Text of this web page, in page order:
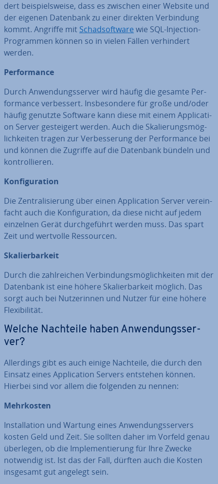
dert bei­spiels­wei­se, dass es zwischen einer Website und
der eigenen Datenbank zu einer direkten Ver­bin­dung
kommt. Angriffe mit Schad­soft­ware wie SQL-Injection-
Pro­gram­men können so in vielen Fällen ver­hin­dert
werden.
Per­for­mance
Durch An­wen­dungs­ser­ver wird häufig die gesamte Per­
for­mance ver­bes­sert. Ins­be­son­de­re für große und/oder
häufig genutzte Software kann diese mit einem Ap­pli­ca­ti­
on Server ge­stei­gert werden. Auch die Ska­lie­rungs­mög­
lich­kei­ten tragen zur Ver­bes­se­rung der Per­for­mance bei
und können die Zugriffe auf die Datenbank bündeln und
kon­trol­lie­ren.
Kon­fi­gu­ra­ti­on
Die Zen­tra­li­sie­rung über einen Ap­pli­ca­ti­on Server ver­ein­
facht auch die Kon­fi­gu­ra­ti­on, da diese nicht auf jedem
einzelnen Gerät durch­ge­führt werden muss. Das spart
Zeit und wertvolle Res­sour­cen.
Ska­lier­bar­keit
Durch die zahl­rei­chen Ver­bin­dungs­mög­lich­kei­ten mit der
Datenbank ist eine höhere Ska­lier­bar­keit möglich. Das
sorgt auch bei Nut­ze­rin­nen und Nutzer für eine höhere
Fle­xi­bi­li­tät.
Welche Nachteile haben An­wen­dungs­ser­
ver?
Al­ler­dings gibt es auch einige Nachteile, die durch den
Einsatz eines Ap­pli­ca­ti­on Servers entstehen können.
Hierbei sind vor allem die folgenden zu nennen:
Mehr­kos­ten
In­stal­la­ti­on und Wartung eines An­wen­dungs­ser­vers
kosten Geld und Zeit. Sie sollten daher im Vorfeld genau
überlegen, ob die Im­ple­men­tie­rung für Ihre Zwecke
notwendig ist. Ist das der Fall, dürften auch die Kosten
insgesamt gut angelegt sein.